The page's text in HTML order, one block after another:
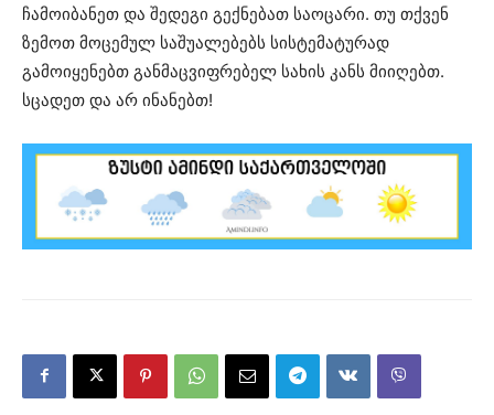
ჩამოიბანეთ და შედეგი გექნებათ საოცარი. თუ თქვენ
ზემოთ მოცემულ საშუალებებს სისტემატურად
გამოიყენებთ განმაცვიფრებელ სახის კანს მიიღებთ.
სცადეთ და არ ინანებთ!